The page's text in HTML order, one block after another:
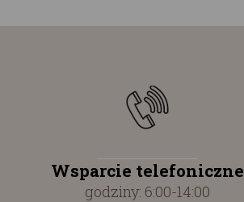
Wsparcie telefoniczne
godziny: 6:00-14:00